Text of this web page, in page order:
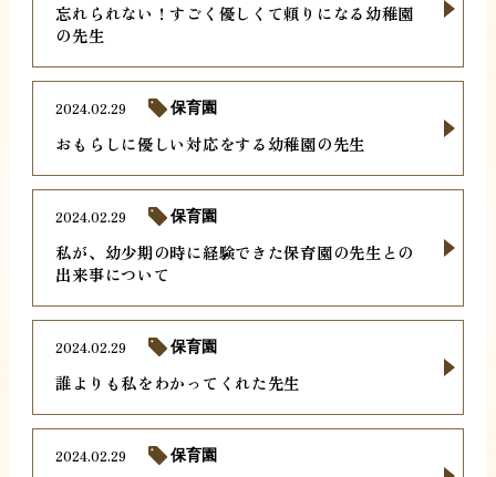
忘れられない！すごく優しくて頼りになる幼稚園
の先生
おもらしに優しい対応をする幼稚園の先生
2024.02.29 保育園
私が、幼少期の時に経験できた保育園の先生との
出来事について
2024.02.29 保育園
誰よりも私をわかってくれた先生
2024.02.29 保育園
2024.02.29 保育園